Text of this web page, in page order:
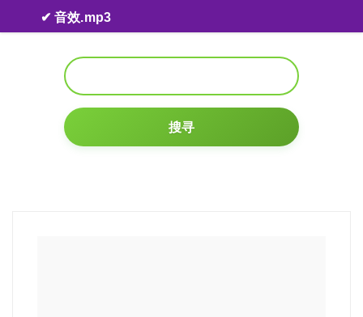
Skip to content
✔ 音效.mp3
搜寻